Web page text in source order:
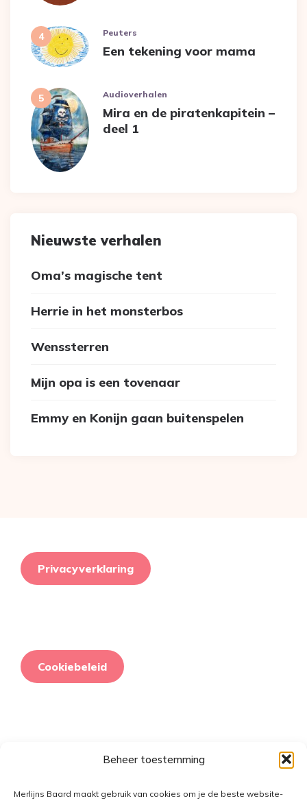
Beheer toestemming
Merlijns Baard maakt gebruik van cookies om je de beste website-
Peuters
Een tekening voor mama
Audioverhalen
Mira en de piratenkapitein –
deel 1
Nieuwste verhalen
Oma’s magische tent
Herrie in het monsterbos
Wenssterren
Mijn opa is een tovenaar
Emmy en Konijn gaan buitenspelen
Privacyverklaring
Cookiebeleid
Retourneringsbeleid